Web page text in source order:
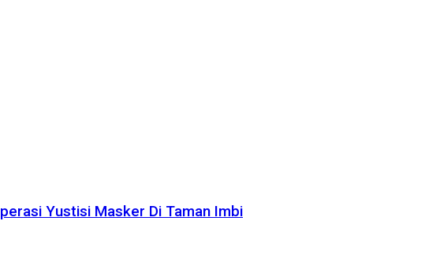
Yustisi Masker Di Taman Imbi